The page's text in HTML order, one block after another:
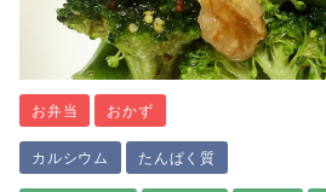
お弁当 おかず
カルシウム たんぱく質